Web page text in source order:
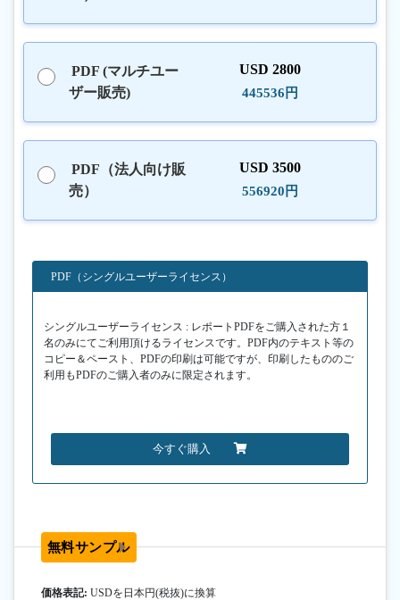
PDF (マルチユー
ザー販売)
USD 2800
445536円
PDF（法人向け販
売）
USD 3500
556920円
PDF（シングルユーザーライセンス）
シングルユーザーライセンス : レポートPDFをご購入された方１
名のみにてご利用頂けるライセンスです。PDF内のテキスト等の
コピー＆ペースト、PDFの印刷は可能ですが、印刷したもののご
利用もPDFのご購入者のみに限定されます。
今すぐ購入
無料サンプル
価格表記: USDを日本円(税抜)に換算